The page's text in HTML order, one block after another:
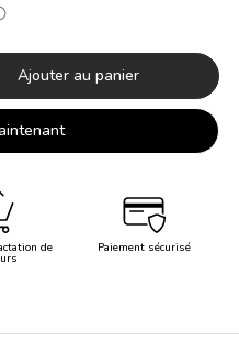
Ajouter au panier
de Paiement sécurisé